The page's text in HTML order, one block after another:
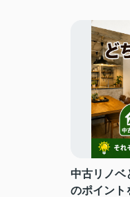
中古リノベ
のポイント